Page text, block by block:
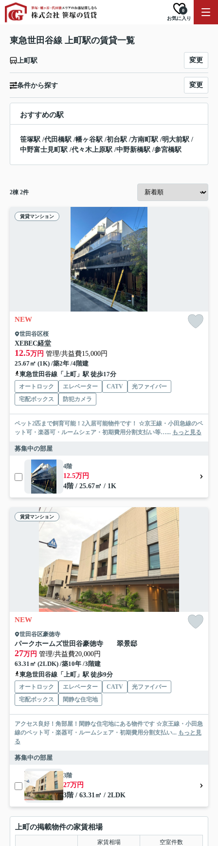
お気に入り
0
東急世田谷線 上町駅の賃貸一覧
上町駅 変更
条件から探す 変更
おすすめの駅
笹塚駅 /代田橋駅 /幡ヶ谷駅 /初台駅 /方南町駅 /明大前駅 /
中野富士見町駅 /代々木上原駅 /中野新橋駅 /参宮橋駅
2棟 2件
賃貸マンション
NEW
世田谷区桜
XEBEC経堂
12.5万円 管理/共益費15,000円
25.67㎡ (1K) /築2年 /4階建
東急世田谷線「上町」駅 徒歩17分
オートロック エレベーター CATV
光ファイバー
宅配ボックス
防犯カメラ
ペット2匹まで飼育可能！2入居可能物件です！ ☆京王線・小田急線のペ
ット可・楽器可・ルームシェア・初期費用分割支払い等…... もっと見る
募集中の部屋
4階
12.5万円
4階 / 25.67㎡ / 1K
賃貸マンション
NEW
世田谷区豪徳寺
パークホームズ世田谷豪徳寺 翠景邸
27万円 管理/共益費20,000円
63.31㎡ (2LDK) /築10年 /3階建
東急世田谷線「上町」駅 徒歩9分
オートロック エレベーター CATV
光ファイバー
宅配ボックス
閑静な住宅地
アクセス良好！角部屋！閑静な住宅地にある物件です ☆京王線・小田急
線のペット可・楽器可・ルームシェア・初期費用分割支払い... もっと見
る
募集中の部屋
3階
27万円
3階 / 63.31㎡ / 2LDK
上町の掲載物件の家賃相場
家賃相場 空室件数